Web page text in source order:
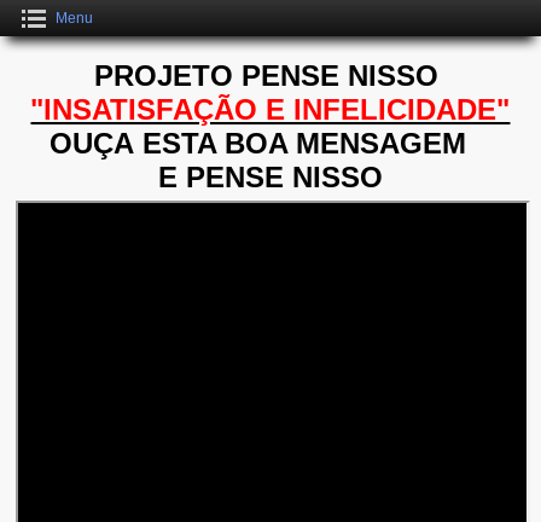
Menu
PROJETO PENSE NISSO
"INSATISFAÇÃO E INFELICIDADE"
OUÇA ESTA BOA MENSAGEM
E PENSE NISSO